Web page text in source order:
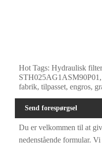
Hot Tags: Hydraulisk
fabrik, tilpasset, engros,
Send forespørgsel
Du er velkommen til at
nedenstående formular.